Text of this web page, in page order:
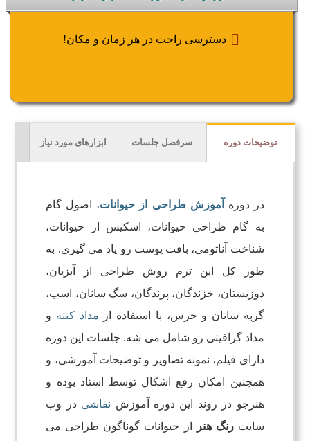
دسترسی راحت در هر زمان و مکان!
توضیحات دوره سرفصل جلسات ابزارهای مورد نیاز
در دوره آموزش طراحی از حیوانات، اصول گام
به گام طراحی حیوانات، اسکیس از حیوانات،
شناخت آناتومی، بافت پوست رو یاد می گیری. به
طور کل این ترم روش طراحی از آبزیان،
دوزیستان، خزندگان، پرندگان، سگ سانان، اسب،
گربه سانان و خرس، با استفاده از مداد کنته و
مداد گرافیتی رو شامل می شه. جلسات این دوره
دارای فیلم، نمونه تصاویر و توضیحات آموزشی، و
همچنین امکان رفع اشکال توسط استاد بوده و
هنرجو در روند این دوره
آموزش نقاشی در وب
سایترنگ هنر
از حیوانات گوناگون طراحی می